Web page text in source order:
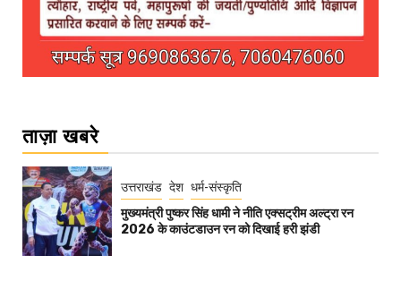
ताज़ा खबरे
उत्तराखंड देश धर्म-संस्कृति
मुख्यमंत्री पुष्कर सिंह धामी ने नीति एक्सट्रीम अल्ट्रा रन
2026 के काउंटडाउन रन को दिखाई हरी झंडी